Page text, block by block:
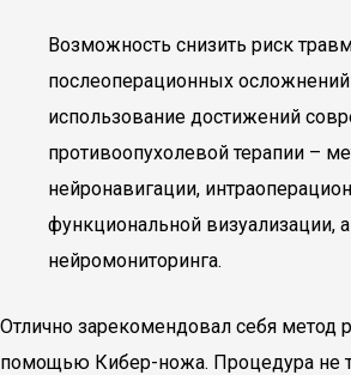
Возможность снизить риск
послеоперационных
использование достижений
противоопухолевой терапии –
нейронавигации,
функциональной визуализации,
нейромониторинга.
Отлично зарекомендовал себя метод
помощью Кибер-ножа. Процедура не